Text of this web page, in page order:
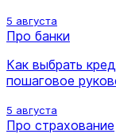
5 августа
Про банки
Как выбрать
пошаговое
5 августа
Про страхование